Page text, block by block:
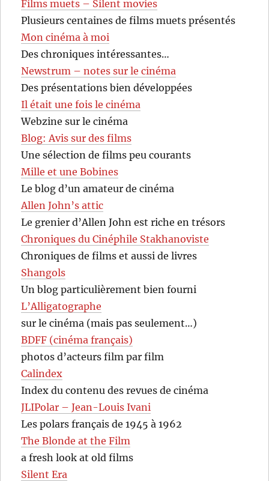
Films muets – Silent movies
Plusieurs centaines de films muets présentés
Mon cinéma à moi
Des chroniques intéressantes…
Newstrum – notes sur le cinéma
Des présentations bien développées
Il était une fois le cinéma
Webzine sur le cinéma
Blog: Avis sur des films
Une sélection de films peu courants
Mille et une Bobines
Le blog d’un amateur de cinéma
Allen John’s attic
Le grenier d’Allen John est riche en trésors
Chroniques du Cinéphile Stakhanoviste
Chroniques de films et aussi de livres
Shangols
Un blog particulièrement bien fourni
L’Alligatographe
sur le cinéma (mais pas seulement…)
BDFF (cinéma français)
photos d’acteurs film par film
Calindex
Index du contenu des revues de cinéma
JLIPolar – Jean-Louis Ivani
Les polars français de 1945 à 1962
The Blonde at the Film
a fresh look at old films
Silent Era